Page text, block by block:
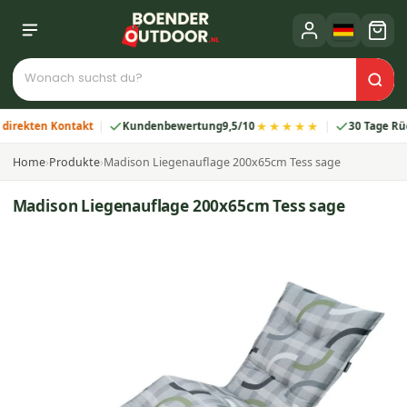
Kontakt Kundenbewertung9,5/10★★★★★ 30 Tage
Home›Produkte›Madison Liegenauflage 200x65cm Tess sage
Madison Liegenauflage 200x65cm Tess sage